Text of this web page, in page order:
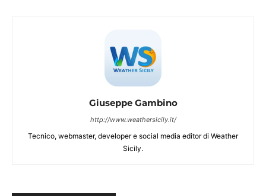
Giuseppe Gambino
http://www.weathersicily.it/
Tecnico, webmaster, developer e social media editor di Weather
Sicily.